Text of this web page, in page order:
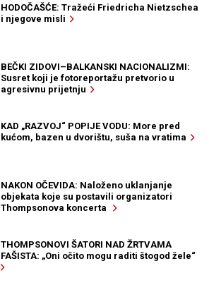
HODOČAŠĆE: Tražeći Friedricha Nietzschea
i njegove misli
BEČKI ZIDOVI–BALKANSKI NACIONALIZMI:
Susret koji je fotoreportažu pretvorio u
agresivnu prijetnju
KAD „RAZVOJ“ POPIJE VODU: More pred
kućom, bazen u dvorištu, suša na vratima
NAKON OČEVIDA: Naloženo uklanjanje
objekata koje su postavili organizatori
Thompsonova koncerta
THOMPSONOVI ŠATORI NAD ŽRTVAMA
FAŠISTA: „Oni očito mogu raditi štogod žele“